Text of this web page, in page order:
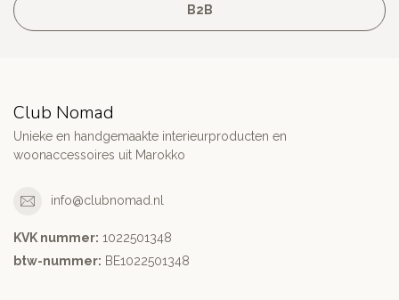
B2B
Club Nomad
Unieke en handgemaakte interieurproducten en
woonaccessoires uit Marokko
info@clubnomad.nl
KVK nummer: 1022501348
btw-nummer: BE1022501348